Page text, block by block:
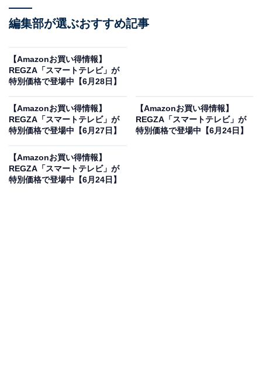
Amazonのセール商品から売れ筋ランキングまで、毎日のお買いも
※本記事で紹介している商品の購入やサービスの利用により、売上の一部が
REGZAの「スマートテレビ」が限定価格に！
25％オフで登場
編集部が選ぶおすすめ記事
【Amazonお買い得情報】
REGZA「スマートテレビ」が
特別価格で登場中【6月28日】
【Amazonお買い得情報】
REGZA「スマートテレビ」が
特別価格で登場中【6月27日】
【Amazonお買い得情報】
REGZA「スマートテレビ」が
特別価格で登場中【6月24日】
【Amazonお買い得情報】
REGZA「スマートテレビ」が
特別価格で登場中【6月24日】